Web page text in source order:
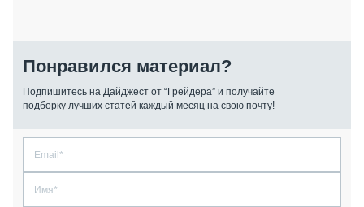
Понравился материал?
Подпишитесь на Дайджест от “Грейдера” и получайте
подборку лучших статей каждый месяц на свою почту!